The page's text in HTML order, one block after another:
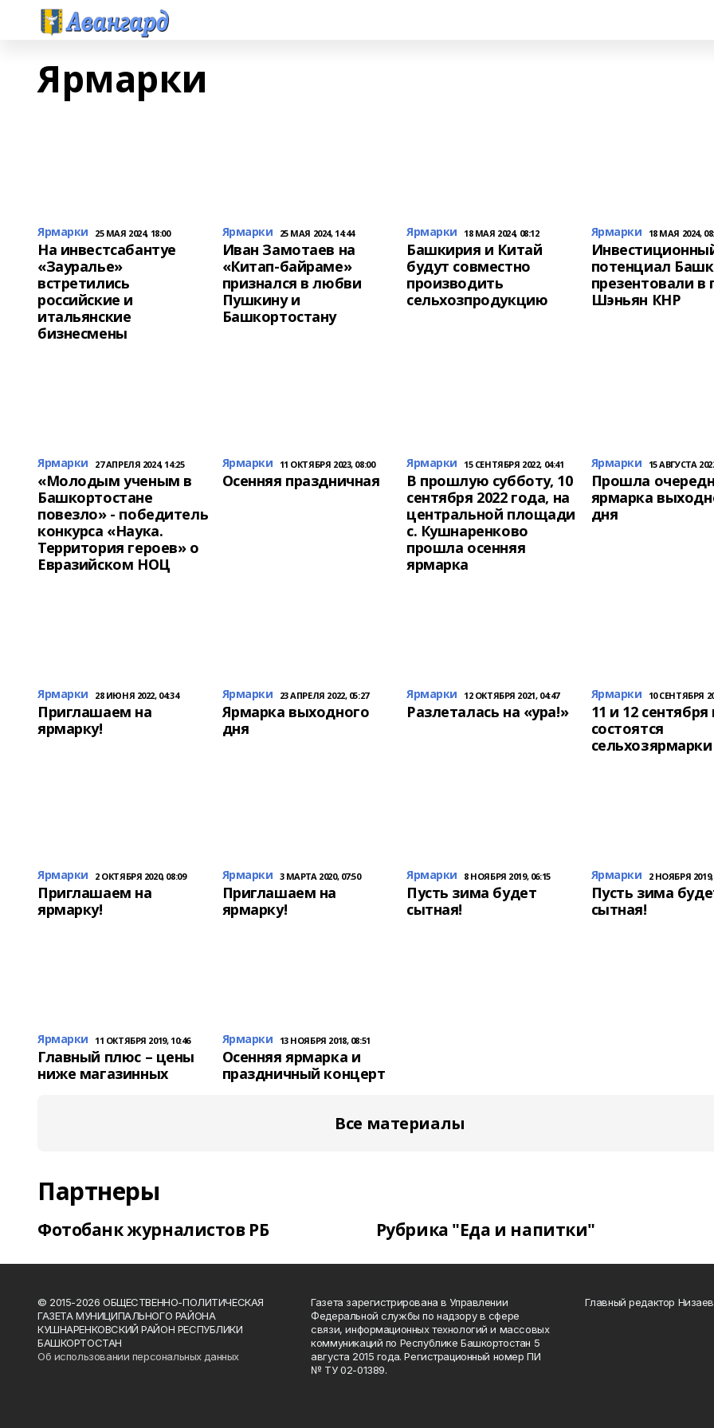
Ярмарки
Ярмарки 25 МАЯ 2024, 18:00
На инвестсабантуе
«Зауралье»
встретились
российские и
итальянские
бизнесмены
Ярмарки 25 МАЯ 2024, 14:44
Иван Замотаев на
«Китап-байраме»
признался в любви
Пушкину и
Башкортостану
Ярмарки 18 МАЯ 2024, 08:12
Башкирия и Китай
будут совместно
производить
сельхозпродукцию
Ярмарки 18 МАЯ 2024,
потенциал
презентовали в
Шэньян КНР
Ярмарки 27 АПРЕЛЯ 2024, 14:25
«Молодым ученым в
Башкортостане
повезло» - победитель
конкурса «Наука.
Территория героев» о
Евразийском НОЦ
Ярмарки 11 ОКТЯБРЯ 2023, 08:00
Осенняя праздничная
Ярмарки 15 СЕНТЯБРЯ 2022, 04:41
В прошлую субботу, 10
сентября 2022 года, на
центральной площади
с. Кушнаренково
прошла осенняя
ярмарка
Ярмарки 15 АВГУСТА
Прошла
ярмарка
дня
Ярмарки 28 ИЮНЯ 2022, 04:34
Приглашаем на
ярмарку!
Ярмарки 23 АПРЕЛЯ 2022, 05:27
Ярмарка выходного
дня
Ярмарки 12 ОКТЯБРЯ 2021, 04:47
Разлеталась на «ура!»
Ярмарки 10 СЕНТЯБРЯ
11 и 12
состоятся
сельхозярмарки
Ярмарки 2 ОКТЯБРЯ 2020, 08:09
Приглашаем на
ярмарку!
Ярмарки 3 МАРТА 2020, 07:50
Приглашаем на
ярмарку!
Ярмарки 8 НОЯБРЯ 2019, 06:15
Пусть зима будет
сытная!
Ярмарки 2 НОЯБРЯ 2019,
Пусть зима
сытная!
Ярмарки 11 ОКТЯБРЯ 2019, 10:46
Главный плюс – цены
ниже магазинных
Ярмарки 13 НОЯБРЯ 2018, 08:51
Осенняя ярмарка и
праздничный концерт
Все материалы
Партнеры
Фотобанк журналистов РБ Рубрика "Еда и напитки"
© 2015-2026 ОБЩЕСТВЕННО-ПОЛИТИЧЕСКАЯ
ГАЗЕТА МУНИЦИПАЛЬНОГО РАЙОНА
КУШНАРЕНКОВСКИЙ РАЙОН РЕСПУБЛИКИ
БАШКОРТОСТАН
Об использовании персональных данных
Газета зарегистрирована в Управлении
Федеральной службы по надзору в сфере
связи, информационных технологий и массовых
коммуникаций по Республике Башкортостан 5
августа 2015 года. Регистрационный номер ПИ
№ ТУ 02-01389.
Главный редактор